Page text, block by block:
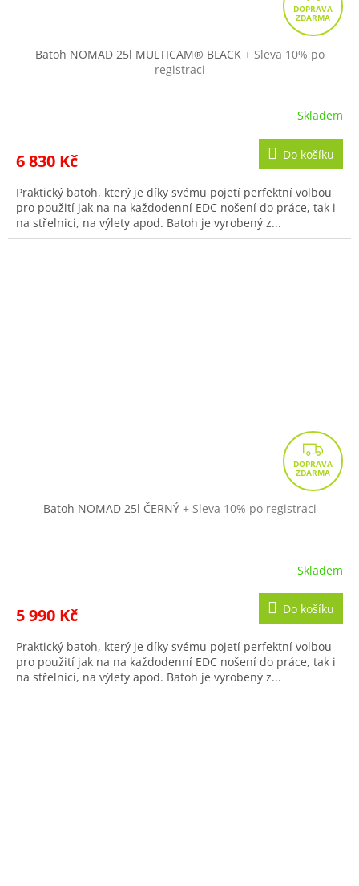
D
A
R
Batoh NOMAD 25l MULTICAM® BLACK + Sleva 10% po
registraci
Skladem
6 830 Kč Do košíku
Praktický batoh, který je díky svému pojetí perfektní volbou
pro použití jak na na každodenní EDC nošení do práce, tak i
na střelnici, na výlety apod. Batoh je vyrobený z...
Z
D
A
Batoh NOMAD 25l ČERNÝ + Sleva 10% po registraci
Skladem
5 990 Kč Do košíku
Praktický batoh, který je díky svému pojetí perfektní volbou
pro použití jak na na každodenní EDC nošení do práce, tak i
na střelnici, na výlety apod. Batoh je vyrobený z...